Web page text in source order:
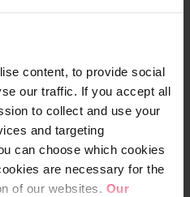
content, to provide social
our traffic. If you accept all
to collect and use your
and targeting
can choose which cookies
are necessary for the
of our websites. Our
voit saada
ongelmista,
toimitukseen tai
varovainen, voi olla,
viesti.
status suoraan